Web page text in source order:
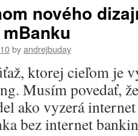
nového
byandrejbuday
ktorej cieľom je
Musím povedať,
ako vyzerá
bez internet